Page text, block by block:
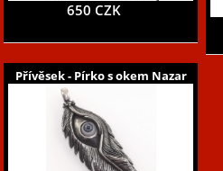
650 CZK
Přívěsek - Pírko s okem Nazar